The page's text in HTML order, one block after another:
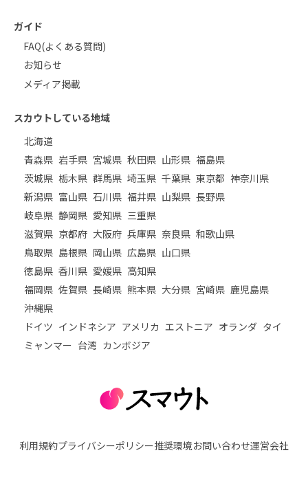
ガイド
FAQ(よくある質問)
お知らせ
メディア掲載
スカウトしている地域
北海道
青森県 岩手県 宮城県 秋田県 山形県 福島県
茨城県 栃木県 群馬県 埼玉県 千葉県 東京都 神奈川県
新潟県 富山県 石川県 福井県 山梨県 長野県
岐阜県 静岡県 愛知県 三重県
滋賀県 京都府 大阪府 兵庫県 奈良県 和歌山県
鳥取県 島根県 岡山県 広島県 山口県
徳島県 香川県 愛媛県 高知県
福岡県 佐賀県 長崎県 熊本県 大分県 宮崎県 鹿児島県
沖縄県
ドイツ インドネシア アメリカ エストニア オランダ タイ
ミャンマー 台湾 カンボジア
利用規約プライバシーポリシー推奨環境お問い合わせ運営会社